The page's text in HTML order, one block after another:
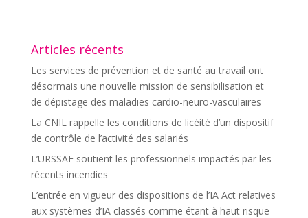
Articles récents
Les services de prévention et de santé au travail ont
désormais une nouvelle mission de sensibilisation et
de dépistage des maladies cardio-neuro-vasculaires
La CNIL rappelle les conditions de licéité d’un dispositif
de contrôle de l’activité des salariés
L’URSSAF soutient les professionnels impactés par les
récents incendies
L’entrée en vigueur des dispositions de l’IA Act relatives
aux systèmes d’IA classés comme étant à haut risque